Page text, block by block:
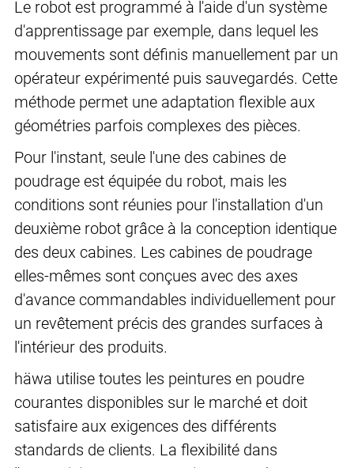
Le robot est programmé à l'aide d'un système
d'apprentissage par exemple, dans lequel les
mouvements sont définis manuellement par un
opérateur expérimenté puis sauvegardés. Cette
méthode permet une adaptation flexible aux
géométries parfois complexes des pièces.
Pour l'instant, seule l'une des cabines de
poudrage est équipée du robot, mais les
conditions sont réunies pour l'installation d'un
deuxième robot grâce à la conception identique
des deux cabines. Les cabines de poudrage
elles-mêmes sont conçues avec des axes
d'avance commandables individuellement pour
un revêtement précis des grandes surfaces à
l'intérieur des produits.
häwa utilise toutes les peintures en poudre
courantes disponibles sur le marché et doit
satisfaire aux exigences des différents
standards de clients. La flexibilité dans